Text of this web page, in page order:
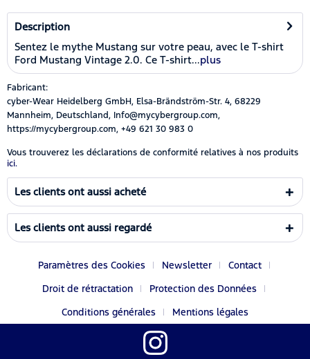
Description
Sentez le mythe Mustang sur votre peau, avec le T-shirt
Ford Mustang Vintage 2.0. Ce T-shirt...plus
Fabricant:
cyber-Wear Heidelberg GmbH, Elsa-Brändström-Str. 4, 68229
Mannheim, Deutschland, Info@mycybergroup.com,
https://mycybergroup.com, +49 621 30 983 0
Vous trouverez les déclarations de conformité relatives à nos produits
ici.
Les clients ont aussi acheté
Les clients ont aussi regardé
Paramètres des Cookies Newsletter
Contact
Droit de rétractation
Protection des Données
Conditions générales
Mentions légales